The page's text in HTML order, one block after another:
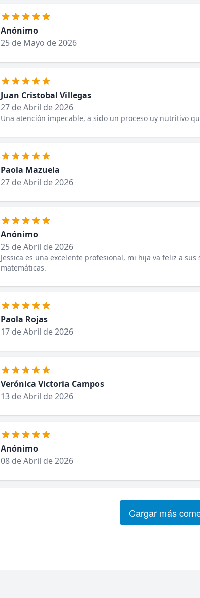
Anónimo
25 de Mayo de 2026
Juan Cristobal Villegas
27 de Abril de 2026
Una atención impecable, a sido un proceso uy nutritivo
Paola Mazuela
27 de Abril de 2026
Anónimo
25 de Abril de 2026
Jessica es una excelente profesional, mi hija va feliz a
matemáticas.
Paola Rojas
17 de Abril de 2026
Verónica Victoria Campos
13 de Abril de 2026
Anónimo
08 de Abril de 2026
Cargar más